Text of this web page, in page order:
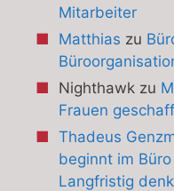
Mitarbeiter
Matthias zu
Nighthawkzu
Frauen
Thadeus
beginnt im Büro
Langfristig